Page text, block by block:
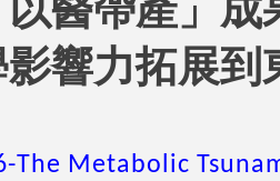
響力拓展到
The Metabolic